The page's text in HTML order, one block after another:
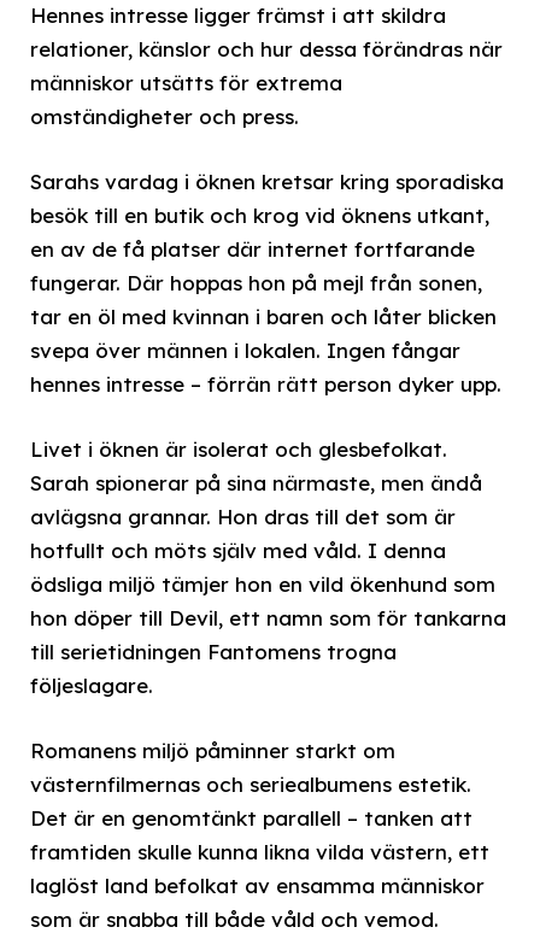
Hennes intresse ligger främst i att skildra
relationer, känslor och hur dessa förändras när
människor utsätts för extrema
omständigheter och press.
Sarahs vardag i öknen kretsar kring sporadiska
besök till en butik och krog vid öknens utkant,
en av de få platser där internet fortfarande
fungerar. Där hoppas hon på mejl från sonen,
tar en öl med kvinnan i baren och låter blicken
svepa över männen i lokalen. Ingen fångar
hennes intresse – förrän rätt person dyker upp.
Livet i öknen är isolerat och glesbefolkat.
Sarah spionerar på sina närmaste, men ändå
avlägsna grannar. Hon dras till det som är
hotfullt och möts själv med våld. I denna
ödsliga miljö tämjer hon en vild ökenhund som
hon döper till Devil, ett namn som för tankarna
till serietidningen Fantomens trogna
följeslagare.
Romanens miljö påminner starkt om
västernfilmernas och seriealbumens estetik.
Det är en genomtänkt parallell – tanken att
framtiden skulle kunna likna vilda västern, ett
laglöst land befolkat av ensamma människor
som är snabba till både våld och vemod.